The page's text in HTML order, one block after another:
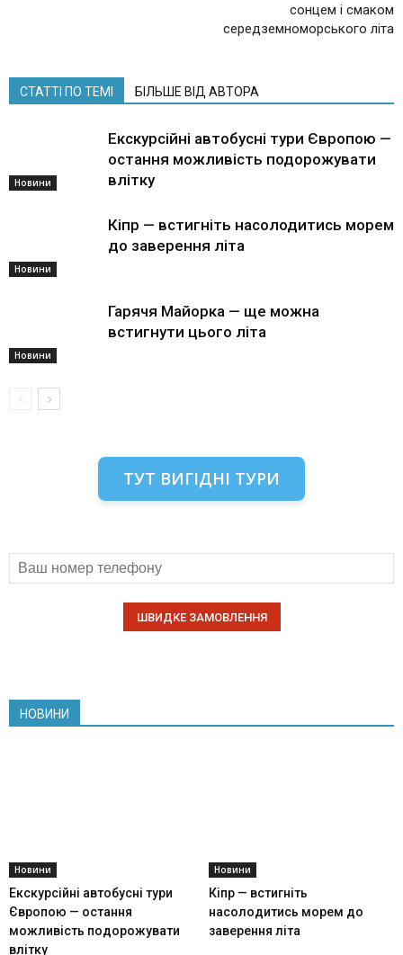
сонцем і смаком
середземноморського літа
СТАТТІ ПО ТЕМІ БІЛЬШЕ ВІД АВТОРА
Новини
Екскурсійні автобусні тури Європою —
остання можливість подорожувати
влітку
Новини
Кіпр — встигніть насолодитись морем
до заверення літа
Новини
Гарячя Майорка — ще можна
встигнути цього літа
ТУТ ВИГІДНІ ТУРИ
НОВИНИ
Новини
Екскурсійні автобусні тури
Європою — остання
можливість подорожувати
влітку
Новини
Кіпр — встигніть
насолодитись морем до
заверення літа